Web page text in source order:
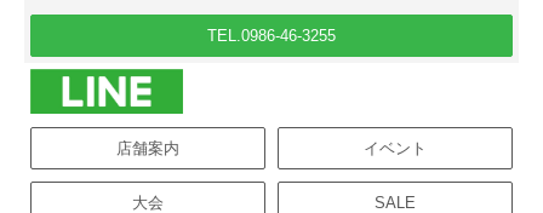
TEL.0986-46-3255
店舗案内 イベント
大会 SALE